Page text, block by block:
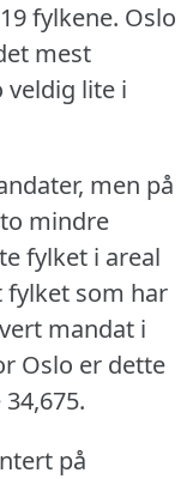
fylkene. Oslo
mest
veldig lite i
men på
mindre
fylket i areal
fylket som har
mandat i
Oslo er dette
på